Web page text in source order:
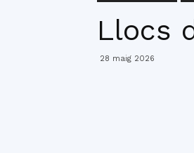
Llocs
28 maig 2026